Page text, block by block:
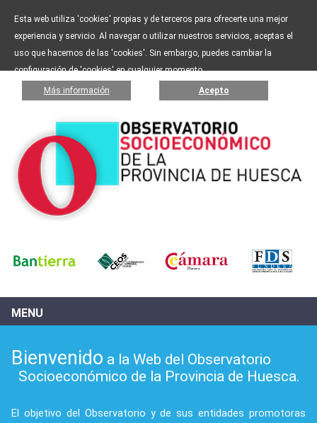
Esta web utiliza 'cookies' propias y de terceros para ofrecerte una mejor
experiencia y servicio. Al navegar o utilizar nuestros servicios, aceptas el
uso que hacemos de las 'cookies'. Sin embargo, puedes cambiar la
configuración de 'cookies' en cualquier momento.
Más información Acepto
MENU
Bienvenido a la Web del Observatorio
Socioeconómico de la Provincia de Huesca.
El objetivo del Observatorio y de sus entidades promotoras